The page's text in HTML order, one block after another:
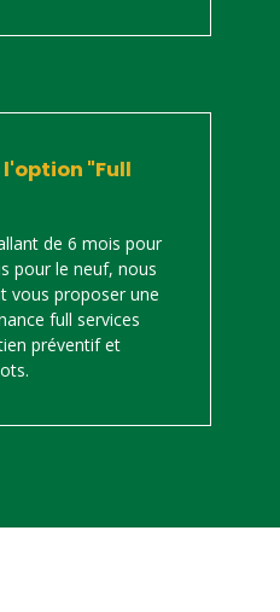
"Full
de 6 mois pour
pour le neuf, nous
vous proposer une
full services
préventif et